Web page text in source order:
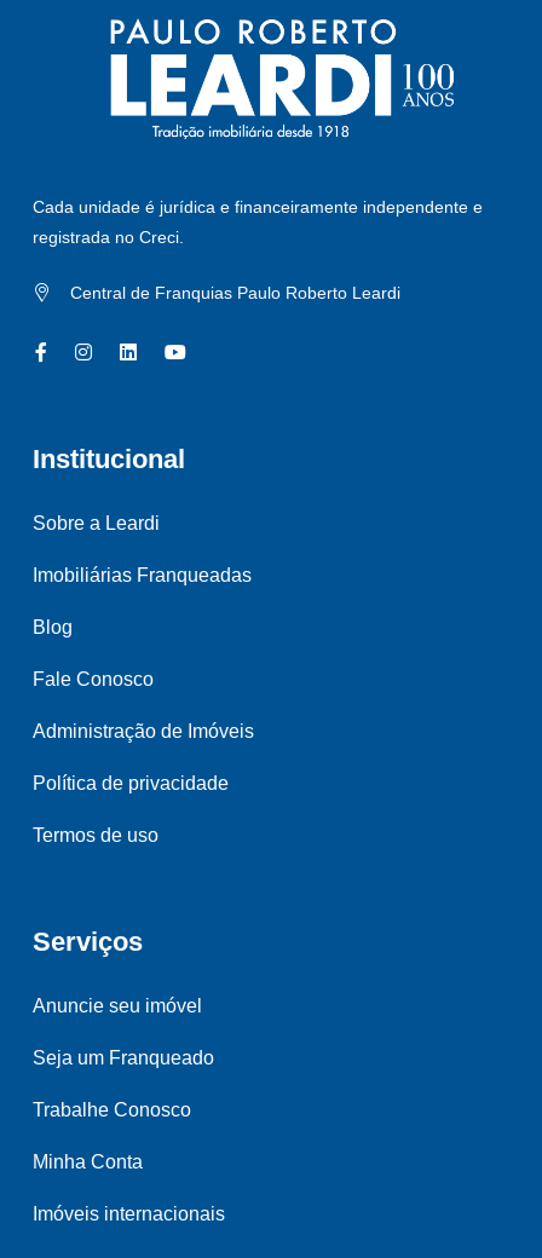
Cada unidade é jurídica e financeiramente independente e
registrada no Creci.
Central de Franquias Paulo Roberto Leardi
Institucional
Sobre a Leardi
Imobiliárias Franqueadas
Blog
Fale Conosco
Administração de Imóveis
Política de privacidade
Termos de uso
Serviços
Anuncie seu imóvel
Seja um Franqueado
Trabalhe Conosco
Minha Conta
Imóveis internacionais